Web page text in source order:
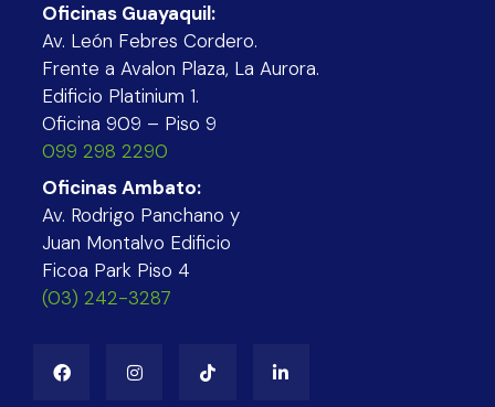
Oficinas Guayaquil:
Av. León Febres Cordero.
Frente a Avalon Plaza, La Aurora.
Edificio Platinium 1.
Oficina 909 – Piso 9
099 298 2290
Oficinas Ambato:
Av. Rodrigo Panchano y
Juan Montalvo Edificio
Ficoa Park Piso 4
(03) 242-3287